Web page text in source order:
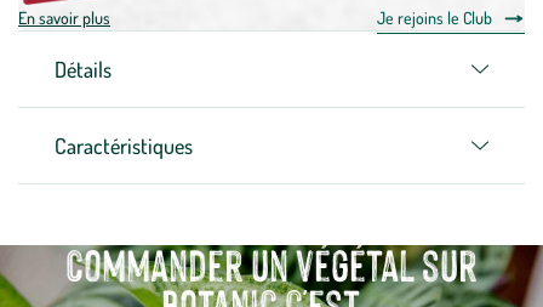
En savoir plus Je rejoins le Club
Détails
Caractéristiques
Commander un végétal sur